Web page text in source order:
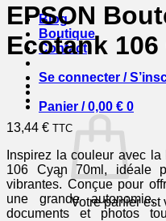
Blog
Boutique
Contact
Se connecter /
Panier /0,00 € 0
Votre panier est
EPSON
Ecotank
13,44 € TTC
Inspirez la couleur avec
106 Cyan 70ml, idéale
vibrantes. Conçue pour
une grande
documents et photos